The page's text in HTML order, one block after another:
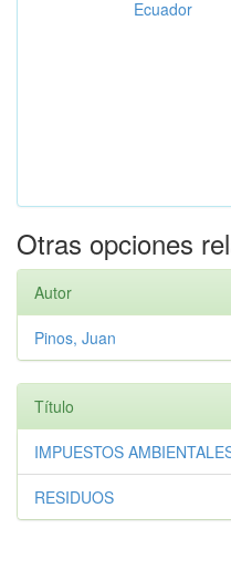
Ecuador
Otras opciones
Autor
Pinos, Juan
Título
IMPUESTOS
RESIDUOS